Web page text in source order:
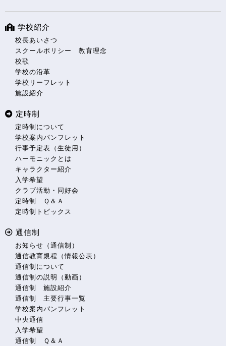
学校紹介
校長あいさつ
スクールポリシー 教育理念
校歌
学校の沿革
学校リーフレット
施設紹介
定時制
定時制について
学校案内パンフレット
行事予定表（生徒用）
ハーモニックとは
キャラクター紹介
入学希望
クラブ活動・同好会
定時制 Ｑ＆Ａ
定時制トピックス
通信制
お知らせ（通信制）
通信教育規程（情報公表）
通信制について
通信制の説明（動画）
通信制 施設紹介
通信制 主要行事一覧
学校案内パンフレット
中央通信
入学希望
通信制 Ｑ＆Ａ